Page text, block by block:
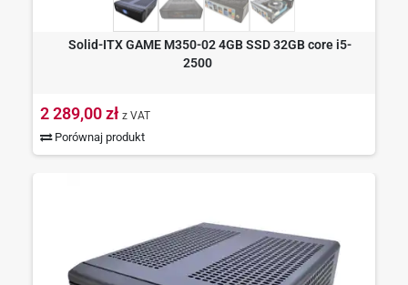
Solid-ITX GAME M350-02 4GB SSD 32GB core i5-
2500
2 289,00 zł z VAT
Porównaj produkt